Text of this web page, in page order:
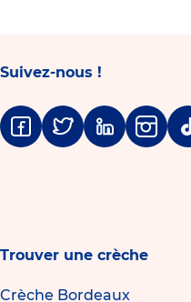
Suivez-nous !
Facebook
TwitterLinkedin
Trouver une crèche
Crèche Bordeaux